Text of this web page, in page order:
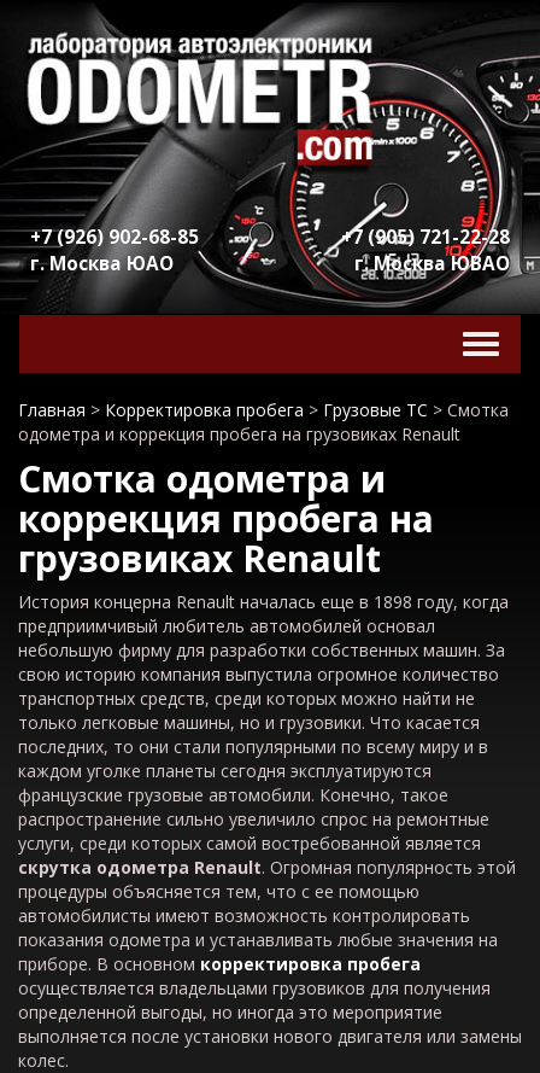
+7 (926) 902-68-85
г. Москва ЮАО
+7 (905) 721-22-28
г. Москва ЮВАО
Главная > Корректировка пробега > Грузовые ТС > Смотка
одометра и коррекция пробега на грузовиках Renault
Смотка одометра и
коррекция пробега на
грузовиках Renault
История концерна Renault началась еще в 1898 году, когда
предприимчивый любитель автомобилей основал
небольшую фирму для разработки собственных машин. За
свою историю компания выпустила огромное количество
транспортных средств, среди которых можно найти не
только легковые машины, но и грузовики. Что касается
последних, то они стали популярными по всему миру и в
каждом уголке планеты сегодня эксплуатируются
французские грузовые автомобили. Конечно, такое
распространение сильно увеличило спрос на ремонтные
услуги, среди которых самой востребованной является
скрутка одометра Renault. Огромная популярность этой
процедуры объясняется тем, что с ее помощью
автомобилисты имеют возможность контролировать
показания одометра и устанавливать любые значения на
приборе. В основном корректировка пробега
осуществляется владельцами грузовиков для получения
определенной выгоды, но иногда это мероприятие
выполняется после установки нового двигателя или замены
колес.